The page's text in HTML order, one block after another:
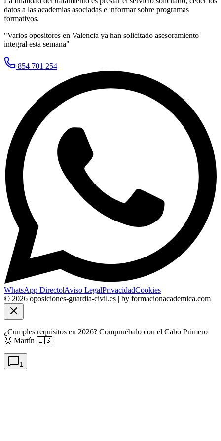
datos a las academias asociadas e informar sobre programas
formativos.
"Varios opositores en Valencia ya han solicitado asesoramiento
integral esta semana"
854 701 254
WhatsApp Directo|Aviso LegalPrivacidadCookies
© 2026 oposiciones-guardia-civil.es | by formacionacademica.com
¿Cumples requisitos en 2026? Compruébalo con el Cabo Primero
🥇 Martín 🇪🇸
1